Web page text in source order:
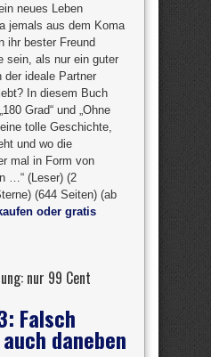
neues Leben
jemals aus dem Koma
ihr bester Freund
sein, als nur ein guter
der ideale Partner
In diesem Buch
Grad“ und „Ohne
tolle Geschichte,
und wo die
mal in Form von
…“ (Leser) (2
(644 Seiten) (ab
oder gratis
nur 99 Cent
Falsch
daneben